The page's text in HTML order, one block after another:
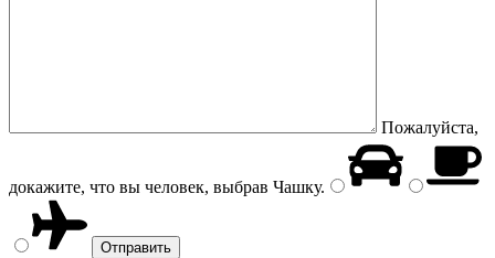
Пожалуйста,
докажите, что вы человек, выбрав Чашку.